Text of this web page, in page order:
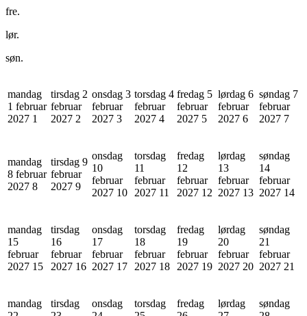
fre.
lør.
søn.
mandag
1 februar
2027 1
tirsdag 2
februar
2027 2
onsdag 3
februar
2027 3
torsdag 4
februar
2027 4
fredag 5
februar
2027 5
lørdag 6
februar
2027 6
søndag 7
februar
2027 7
mandag
8 februar
2027 8
tirsdag 9
februar
2027 9
onsdag
10
februar
2027 10
torsdag
11
februar
2027 11
fredag
12
februar
2027 12
lørdag
13
februar
2027 13
søndag
14
februar
2027 14
mandag
15
februar
2027 15
tirsdag
16
februar
2027 16
onsdag
17
februar
2027 17
torsdag
18
februar
2027 18
fredag
19
februar
2027 19
lørdag
20
februar
2027 20
søndag
21
februar
2027 21
mandag
tirsdag
onsdag
torsdag
fredag
lørdag
søndag